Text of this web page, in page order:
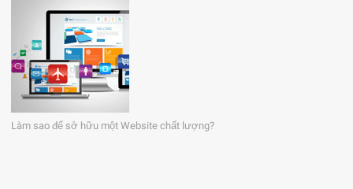
Làm sao để sở hữu một Website chất lượng?